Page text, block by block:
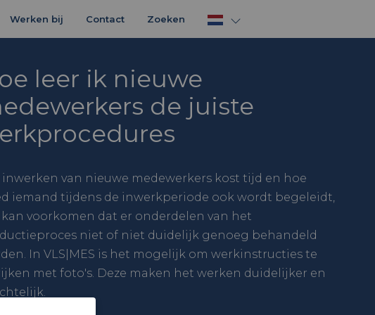
Werken bij Contact Zoeken
leer ik nieuwe
de juiste
inwerken van nieuwe medewerkers kost tijd en hoe
iemand tijdens de inwerkperiode ook wordt begeleidt,
kan voorkomen dat er onderdelen van het
niet of niet duidelijk genoeg behandeld
In VLS|MES is het mogelijk om werkinstructies te
met foto's. Deze maken het werken duidelijker en